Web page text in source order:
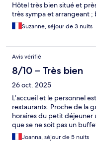
Hôtel très bien situé et
très sympa et arrangeant
Suzanne, séjour de 3 nuits
Avis vérifié
8/10 – Très bien
26 oct. 2025
L’accueil et le personnel
restaurants. Proche de la
horaires du petit
que se ne soit pas un
Joanna, séjour de 5 nuits